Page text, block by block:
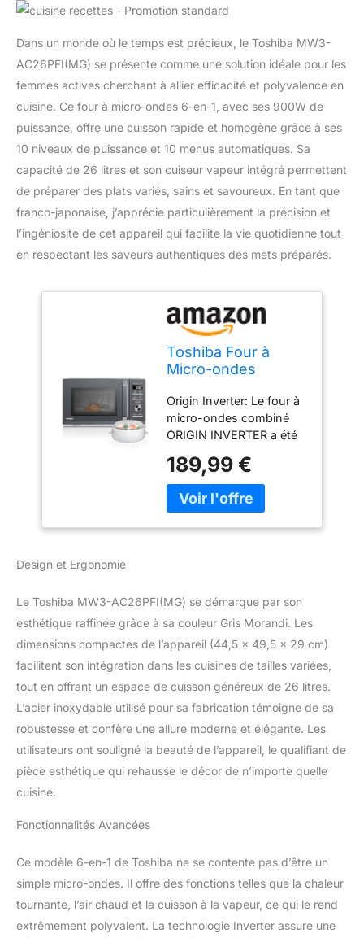
Dans un monde où le temps est précieux, le Toshiba MW3-
AC26PFI(MG) se présente comme une solution idéale pour les
femmes actives cherchant à allier efficacité et polyvalence en
cuisine. Ce four à micro-ondes 6-en-1, avec ses 900W de
puissance, offre une cuisson rapide et homogène grâce à ses
10 niveaux de puissance et 10 menus automatiques. Sa
capacité de 26 litres et son cuiseur vapeur intégré permettent
de préparer des plats variés, sains et savoureux. En tant que
franco-japonaise, j’apprécie particulièrement la précision et
l’ingéniosité de cet appareil qui facilite la vie quotidienne tout
en respectant les saveurs authentiques des mets préparés.
Toshiba Four à
Micro-ondes
26L,MW3-
AC26SFI(MG),
Grande capacité,
Combiné 6-en-1
avec Friteuse à Air,
Chef Defrost, Avec
bol vapeur, Gris
Morandi
Origin Inverter: Le four à
micro-ondes combiné
ORIGIN INVERTER a été
sortie de puissance
linéaire avec un contrôle
précis de la température,
économise de l'énergie ;
cette technologie
astucieuse remplace
transformateurs et
condensateurs bruyants
pour réduire les niveaux
de bruit à 57dB, le
rendant super silencieux.
Chef Defrost: Le four à
micro-ondes Toshiba
surchauffer à l'extérieur
et de sous-chauffer à
est ajustée pour générer
un contrôle précis de la
189,99 €
Design et Ergonomie
Le Toshiba MW3-AC26PFI(MG) se démarque par son
esthétique raffinée grâce à sa couleur Gris Morandi. Les
dimensions compactes de l’appareil (44,5 x 49,5 x 29 cm)
facilitent son intégration dans les cuisines de tailles variées,
tout en offrant un espace de cuisson généreux de 26 litres.
L’acier inoxydable utilisé pour sa fabrication témoigne de sa
robustesse et confère une allure moderne et élégante. Les
utilisateurs ont souligné la beauté de l’appareil, le qualifiant de
pièce esthétique qui rehausse le décor de n’importe quelle
cuisine.
Fonctionnalités Avancées
Ce modèle 6-en-1 de Toshiba ne se contente pas d’être un
simple micro-ondes. Il offre des fonctions telles que la chaleur
tournante, l’air chaud et la cuisson à la vapeur, ce qui le rend
extrêmement polyvalent. La technologie Inverter assure une